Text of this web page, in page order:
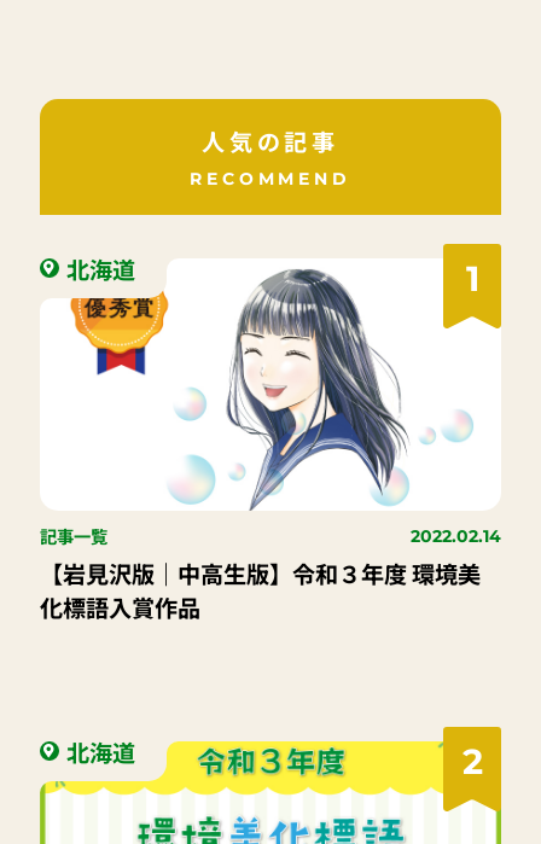
人気の記事
RECOMMEND
1
北海道
記事一覧 2022.02.14
【岩見沢版｜中高生版】令和３年度 環境美
化標語入賞作品
2
北海道